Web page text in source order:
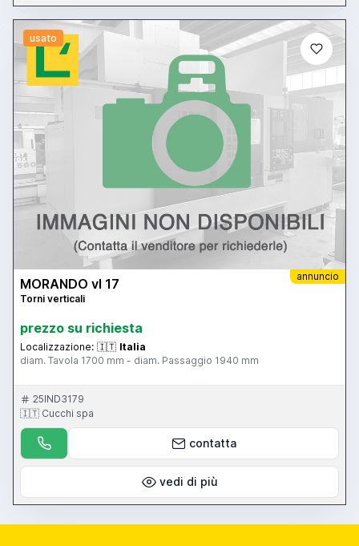
usato
annuncio
MORANDO vl 17
Torni verticali
prezzo su richiesta
Localizzazione: 🇮🇹 Italia
diam. Tavola 1700 mm - diam. Passaggio 1940 mm
25IND3179
🇮🇹 Cucchi spa
contatta
vedi di più